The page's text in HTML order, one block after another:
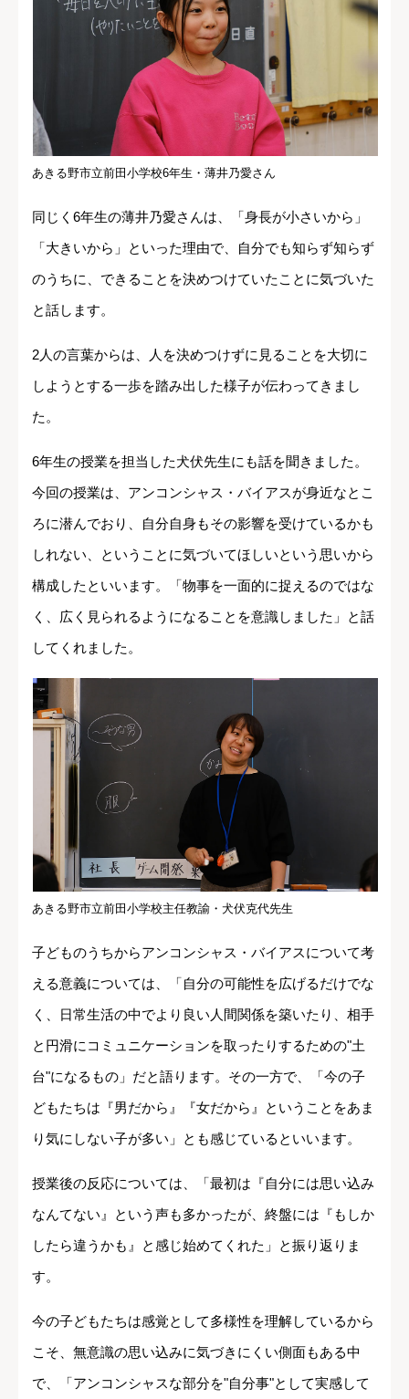
あきる野市立前田小学校6年生・薄井乃愛さん
同じく6年生の薄井乃愛さんは、「身長が小さいから」
「大きいから」といった理由で、自分でも知らず知らず
のうちに、できることを決めつけていたことに気づいた
と話します。
2人の言葉からは、人を決めつけずに見ることを大切に
しようとする一歩を踏み出した様子が伝わってきまし
た。
6年生の授業を担当した犬伏先生にも話を聞きました。
今回の授業は、アンコンシャス・バイアスが身近なとこ
ろに潜んでおり、自分自身もその影響を受けているかも
しれない、ということに気づいてほしいという思いから
構成したといいます。「物事を一面的に捉えるのではな
く、広く見られるようになることを意識しました」と話
してくれました。
あきる野市立前田小学校主任教諭・犬伏克代先生
子どものうちからアンコンシャス・バイアスについて考
える意義については、「自分の可能性を広げるだけでな
く、日常生活の中でより良い人間関係を築いたり、相手
と円滑にコミュニケーションを取ったりするための"土
台"になるもの」だと語ります。その一方で、「今の子
どもたちは『男だから』『女だから』ということをあま
り気にしない子が多い」とも感じているといいます。
授業後の反応については、「最初は『自分には思い込み
なんてない』という声も多かったが、終盤には『もしか
したら違うかも』と感じ始めてくれた」と振り返りま
す。
今の子どもたちは感覚として多様性を理解しているから
こそ、無意識の思い込みに気づきにくい側面もある中
で、「アンコンシャスな部分を"自分事"として実感して